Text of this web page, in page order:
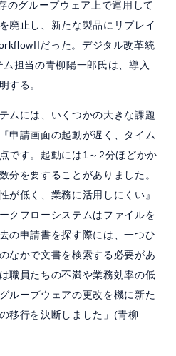
のグループウェア上で運用して
廃止し、新たな製品にリプレイ
だった。デジタル改革統
担当の青柳陽一郎氏は、導入
する。
ムには、いくつかの大きな課題
申請画面の起動が遅く、タイム
です。起動には1～2分ほどかか
分を要することがありました。
が低く、業務に活用しにくい』
クフローシステムはファイルを
の申請書を探す際には、一つひ
なかで文書を検索する必要があ
職員たちの不満や業務効率の低
ループウェアの更改を機に新た
移行を決断しました」(青柳